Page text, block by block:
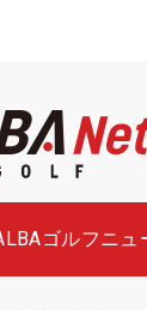
ゴルフニュ